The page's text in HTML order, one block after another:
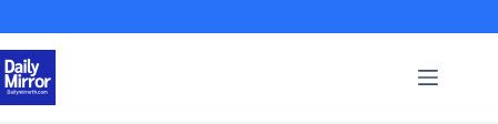
to
content